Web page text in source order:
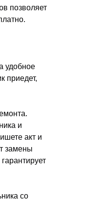
позволяет
удобное
приедет,
и
акт и
замены
со